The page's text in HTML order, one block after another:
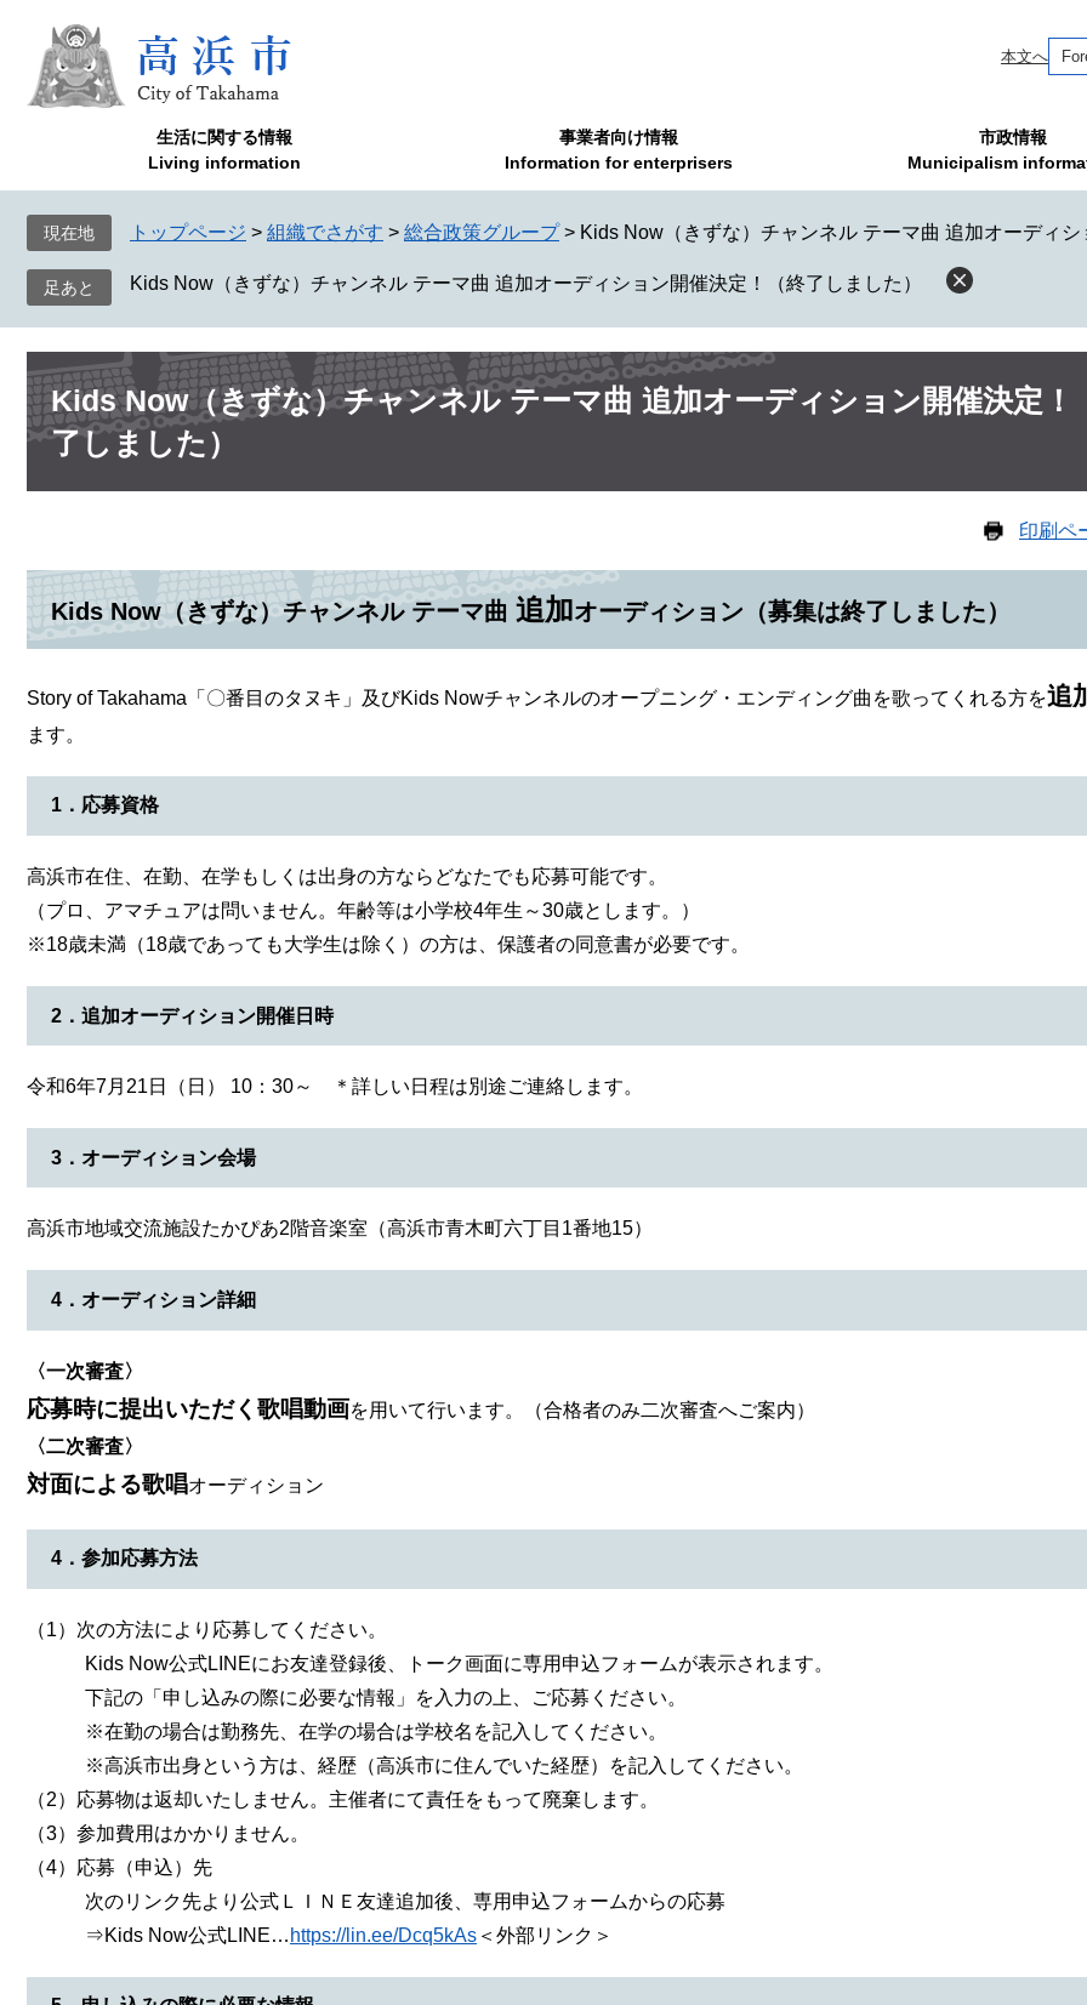
で
ば
へ
本文へ
生活に関する情報
Living information
事業者向け情報
Information for enterprisers
市政情報
Municipalism
現在地 トップページ > 組織でさがす > 総合政策グループ > Kids Now（きずな）チャンネル テーマ曲 追加オーディ
Kids Now（きずな）チャンネル テーマ曲 追加オーディション開催決定！（終了しました）
本
文 Kids Now（きずな）チャンネル テーマ曲 追加オーディション開催決定！
了しました）
印刷ペ
Kids Now（きずな）チャンネル テーマ曲 追加オーディション（募集は終了しました）
Story of Takahama「〇番目のタヌキ」及びKids Nowチャンネルのオープニング・エンディング曲を歌ってくれる方を追
ます。
1．応募資格
高浜市在住、在勤、在学もしくは出身の方ならどなたでも応募可能です。
（プロ、アマチュアは問いません。年齢等は小学校4年生～30歳とします。）
※18歳未満（18歳であっても大学生は除く）の方は、保護者の同意書が必要です。
2．追加オーディション開催日時
令和6年7月21日（日） 10：30～ ＊詳しい日程は別途ご連絡します。
​3．オーディション会場
高浜市地域交流施設たかぴあ2階音楽室（高浜市青木町六丁目1番地15）
​4．オーディション詳細
〈一次審査〉
応募時に提出いただく歌唱動画を用いて行います。（合格者のみ二次審査へご案内）
〈二次審査〉
対面による歌唱オーディション​
4．参加応募方法
（1）次の方法により応募してください。
Kids Now公式LINEにお友達登録後、トーク画面に専用申込フォームが表示されます。
下記の「申し込みの際に必要な情報」を入力の上、ご応募ください。
※在勤の場合は勤務先、在学の場合は学校名を記入してください。
※高浜市出身という方は、経歴（高浜市に住んでいた経歴）を記入してください。
（2）応募物は返却いたしません。主催者にて責任をもって廃棄します。
（3）参加費用はかかりません。
（4）応募（申込）先
次のリンク先より公式ＬＩＮＥ友達追加後、専用申込フォームからの応募
⇒Kids Now公式LINE… https://lin.ee/Dcq5kAs ＜外部リンク＞